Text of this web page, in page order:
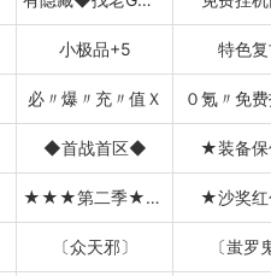
小极品+5 特色
必〃爆〃充〃值Ｘ ０氪〃免
◆首战首区◆ ★装备
★★★第二季★★★ ★沙奖
〔众天邪〕 〔蚩罗